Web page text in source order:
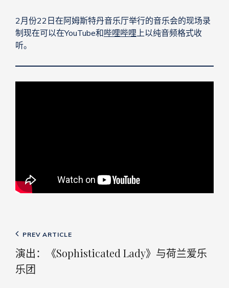
2月份22日在阿姆斯特丹音乐厅举行的音乐会的现场录
制现在可以在YouTube和哔哩哔哩上以纯音频格式收
听。
文
章
导
航
Previous
Post
PREV ARTICLE
演出：《Sophisticated Lady》与荷兰爱乐
乐团